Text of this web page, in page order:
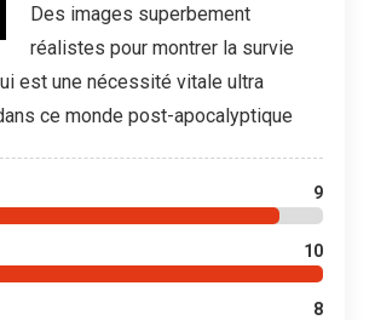
Des images superbement
réalistes pour montrer la survie
est une nécessité vitale ultra
ce monde post-apocalyptique
9
10
8